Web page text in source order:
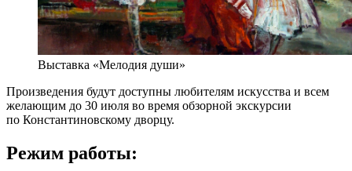
Выставка «Мелодия души»
Произведения будут доступны любителям искусства и всем
желающим до 30 июля во время обзорной экскурсии
по Константиновскому дворцу.
Режим работы: